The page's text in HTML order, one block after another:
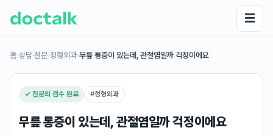
☰
홈›상담·질문›정형외과›무릎 통증이 있는데, 관절염일까 걱정이에요
✓ 전문의 검수 완료 #정형외과
무릎 통증이 있는데, 관절염일까 걱정이에요